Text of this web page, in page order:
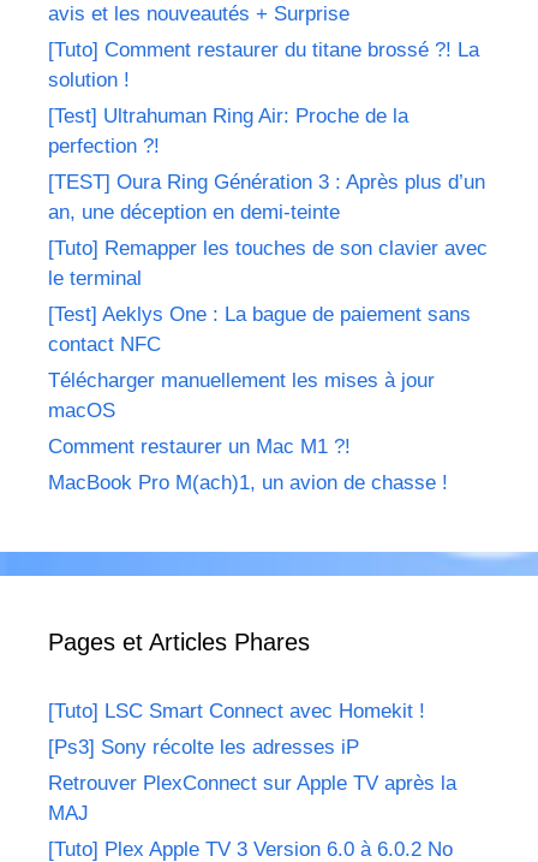
avis et les nouveautés + Surprise
[Tuto] Comment restaurer du titane brossé ?! La
solution !
[Test] Ultrahuman Ring Air: Proche de la
perfection ?!
[TEST] Oura Ring Génération 3 : Après plus d’un
an, une déception en demi-teinte
[Tuto] Remapper les touches de son clavier avec
le terminal
[Test] Aeklys One : La bague de paiement sans
contact NFC
Télécharger manuellement les mises à jour
macOS
Comment restaurer un Mac M1 ?!
MacBook Pro M(ach)1, un avion de chasse !
Pages et Articles Phares
[Tuto] LSC Smart Connect avec Homekit !
[Ps3] Sony récolte les adresses iP
Retrouver PlexConnect sur Apple TV après la
MAJ
[Tuto] Plex Apple TV 3 Version 6.0 à 6.0.2 No